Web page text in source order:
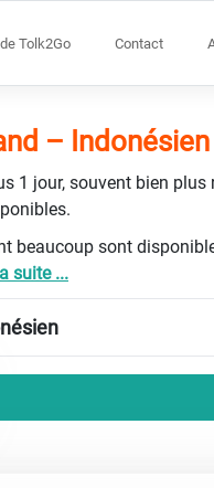
Tolk2Go Contact
– Indonésien
1 jour, souvent bien plus
beaucoup sont
suite ...